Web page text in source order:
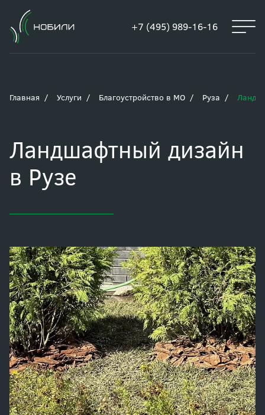
+7 (495) 989-16-16
Главная Услуги Благоустройство в МО Руза
Ландшафтный дизайн
в Рузе